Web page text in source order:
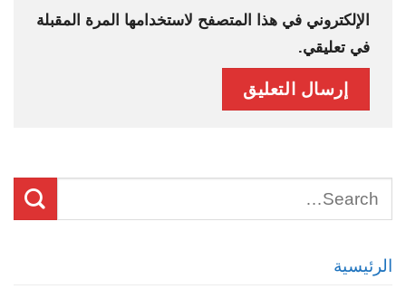
الرئيسية
الإلكتروني في هذا المتصفح لاستخدامها المرة المقبلة
في تعليقي.